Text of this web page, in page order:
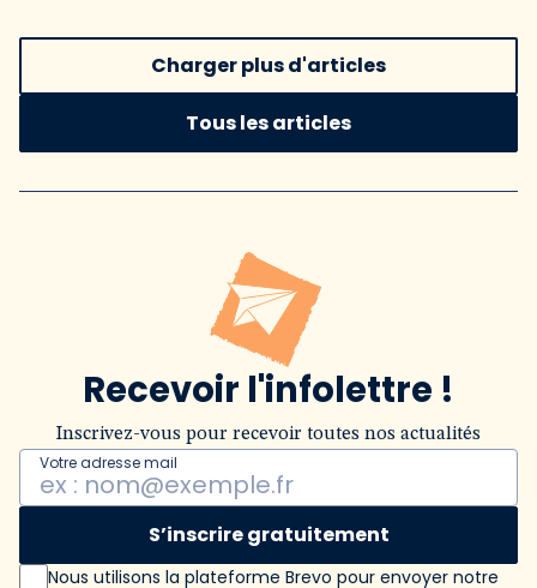
Charger plus d'articles
Tous les articles
Recevoir l'infolettre !
Inscrivez-vous pour recevoir toutes nos actualités
Votre adresse mail
S’inscrire gratuitement
Nous utilisons la plateforme Brevo pour envoyer notre